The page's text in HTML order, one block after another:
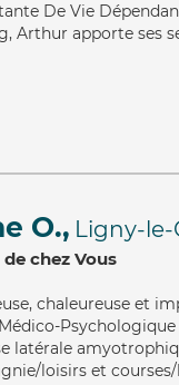
De Vie
Arthur apporte ses
O., Ligny-le-
chez Vous
, chaleureuse et
latérale
loisirs et